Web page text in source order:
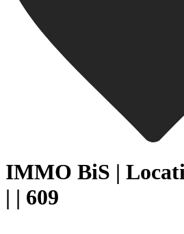
IMMO BiS |
| | 609